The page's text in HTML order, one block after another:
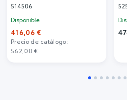
514506
Disponible
416,06 €
Precio de catálogo:
562,00 €